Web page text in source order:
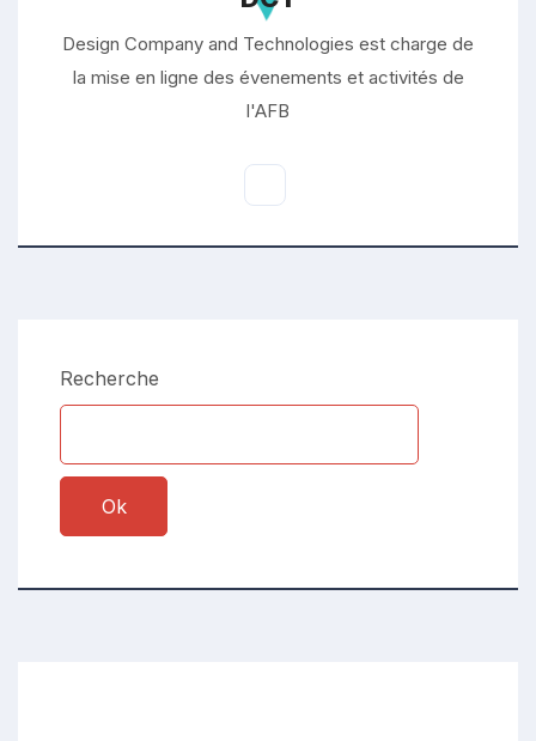
Design Company and Technologies est charge de
la mise en ligne des évenements et activités de
l'AFB
Recherche
Ok